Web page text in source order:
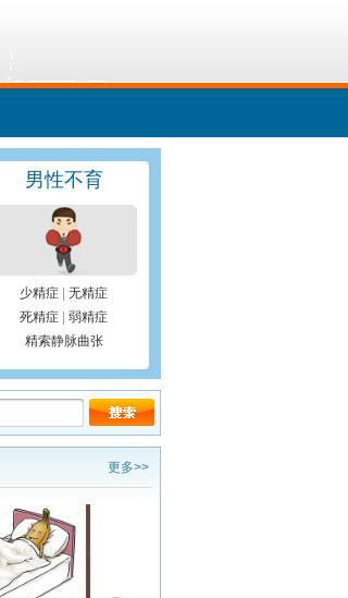
男性不育
少精症
无精症
死精症
弱精症
精索静脉曲张
更多>>